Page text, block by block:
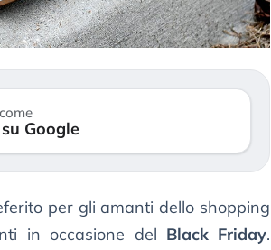
Google
per gli amanti dello shopping
in occasione del Black Friday.
«La mia vita è rovinata». Investitori
in preda al panico dopo lo scoppio
della bolla AI
Kospi, mentre gli investitori retail (…)
30 luglio 2026